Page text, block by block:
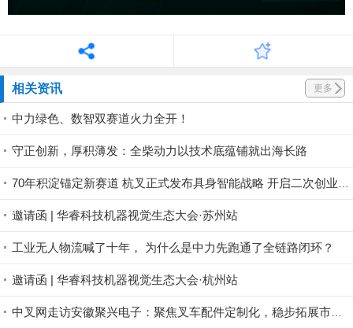
相关资讯 更多
中力绿色、数智双赛道火力全开！
守正创新，厚积薄发：全柴动力以技术底蕴铺就出海长路
70年积淀锚定新赛道 杭叉正式发布具身智能战略 开启二次创业新征程
邀请函 | 华睿科技机器视觉生态大会·苏州站
工业无人物流喊了十年， 为什么是中力先跑通了全链路闭环？
邀请函 | 华睿科技机器视觉生态大会·杭州站
中叉网走访安徽聚兴电子：聚焦叉车配件定制化，稳步拓展市场版图